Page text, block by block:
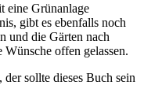
eine Grünanlage
gibt es ebenfalls noch
und die Gärten nach
offen gelassen.
sollte dieses Buch sein